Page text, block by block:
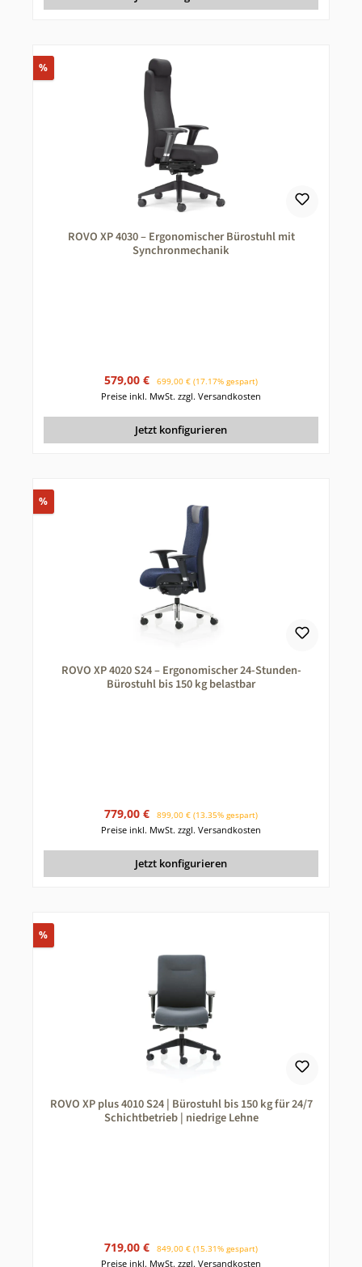
%Rabatt
ROVO XP 4030 – Ergonomischer Bürostuhl mit
Synchronmechanik
Verkaufspreis:
579,00 € Regulärer Preis:
699,00 € (17.17% gespart)
Preise inkl. MwSt. zzgl. Versandkosten
Jetzt konfigurieren
%Rabatt
ROVO XP 4020 S24 – Ergonomischer 24-Stunden-
Bürostuhl bis 150 kg belastbar
Verkaufspreis:
779,00 € Regulärer Preis:
899,00 € (13.35% gespart)
Preise inkl. MwSt. zzgl. Versandkosten
Jetzt konfigurieren
%Rabatt
ROVO XP plus 4010 S24 | Bürostuhl bis 150 kg für 24/7
Schichtbetrieb | niedrige Lehne
Verkaufspreis:
719,00 € Regulärer Preis:
849,00 € (15.31% gespart)
Preise inkl. MwSt. zzgl. Versandkosten